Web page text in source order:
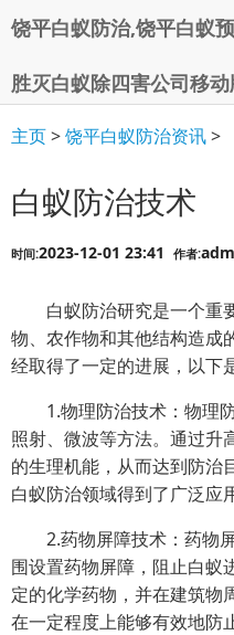
饶平白蚁防治,饶平白蚁
胜灭白蚁除四害公司移动
主页>饶平白蚁防治资讯>
白蚁防治技术
时间:2023-12-01 23:41 作者:
白蚁防治研究是一个重
物、农作物和其他结构造成
经取得了一定的进展，以下
1.物理防治技术：物理防
照射、微波等方法。通过升
的生理机能，从而达到防治
白蚁防治领域得到了广泛应
2.药物屏障技术：药物屏
围设置药物屏障，阻止白蚁
定的化学药物，并在建筑物
在一定程度上能够有效地防